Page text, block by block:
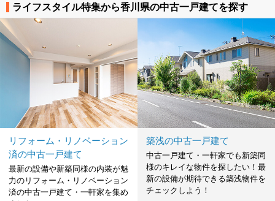
ライフスタイル特集から香川県の中古一戸建てを探す
リフォーム・リノベーション
済の中古一戸建て
最新の設備や新築同様の内装が魅
力のリフォーム・リノベーション
済の中古一戸建て・一軒家を集め
築浅の中古一戸建て
中古一戸建て・一軒家でも新築同
様のキレイな物件を探したい！最
新の設備が期待できる築浅物件を
チェックしよう！